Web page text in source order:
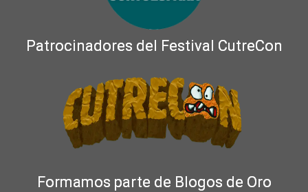
Patrocinadores del Festival CutreCon
Formamos parte de Blogos de Oro